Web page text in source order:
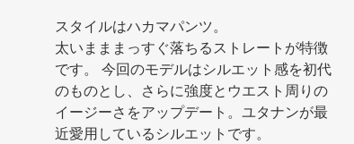
スタイルはハカマパンツ。
太いまままっすぐ落ちるストレートが特徴
です。 今回のモデルはシルエット感を初代
のものとし、さらに強度とウエスト周りの
イージーさをアップデート。ユタナンが最
近愛用しているシルエットです。